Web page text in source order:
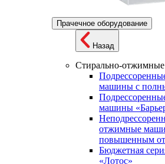
Прачечное оборудование
Назад
Стирально-
машины с
машины
отжимные
повышенным
Бюджетная
«Лотос»